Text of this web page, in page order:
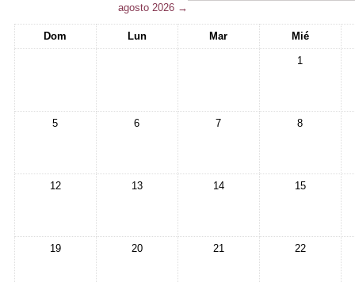
agosto 2026 →
Dom Lun Mar Mié
1
5 6 7 8
12 13 14 15
19 20 21 22